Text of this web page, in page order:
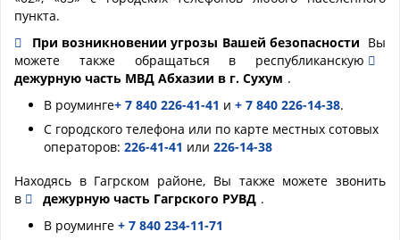
пункта.
При возникновении угрозы Вашей безопасности Вы
можете также обращаться в республиканскую
дежурную часть МВД Абхазии в г. Сухум .
В роуминге+ 7 840 226-41-41 и + 7 840 226-14-38.
С городского телефона или по карте местных сотовых
операторов: 226-41-41 или 226-14-38
Находясь в Гагрском районе, Вы также можете звонить
в
дежурную часть Гагрского РУВД .
В роуминге + 7 840 234-11-71